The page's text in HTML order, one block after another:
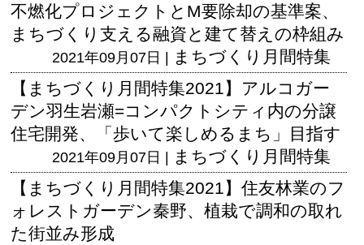
不燃化プロジェクトとM要除却の基準案、
まちづくり支える融資と建て替えの枠組み
2021年09月07日 | まちづくり月間特集
【まちづくり月間特集2021】アルコガー
デン羽生岩瀬=コンパクトシティ内の分譲
住宅開発、「歩いて楽しめるまち」目指す
2021年09月07日 | まちづくり月間特集
【まちづくり月間特集2021】住友林業のフ
ォレストガーデン秦野、植栽で調和の取れ
た街並み形成